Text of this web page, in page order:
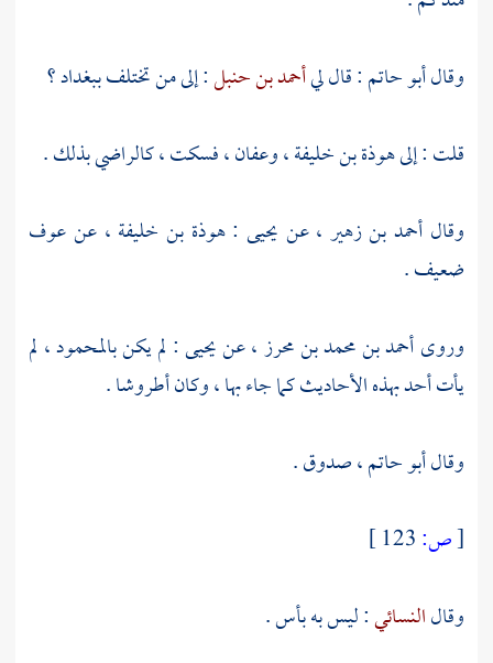
وقالأبو حاتم: قال ليأحمد بن حنبل: إلى من تختلفببغداد؟
قلت : إلىهوذة بن خليفة،وعفان، فسكت ، كالراضي بذلك .
وقال أحمد بن زهير ، عن يحيى :هوذة بن خليفة ، عنعوف
ضعيف .
وروىأحمد بن محمد بن محرز، عنيحيى: لم يكن بالمحمود ، لم
يأت أحد بهذه الأحاديث كما جاء بها ، وكان أطروشا .
وقالأبو حاتم، صدوق .
[ص:
وقالالنسائي: ليس به بأس .